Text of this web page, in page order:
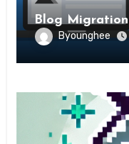
Blog Migration
Byounghee